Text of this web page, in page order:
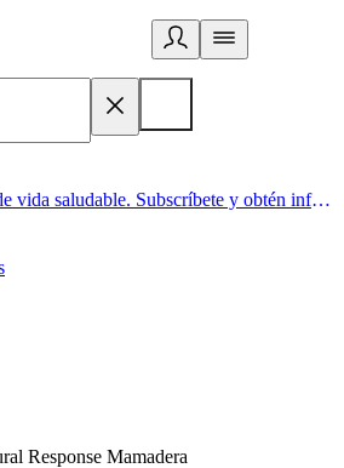
Acá comienza un estilo de vida saludable. Subscríbete y obtén información de primera mano
Response Mamadera